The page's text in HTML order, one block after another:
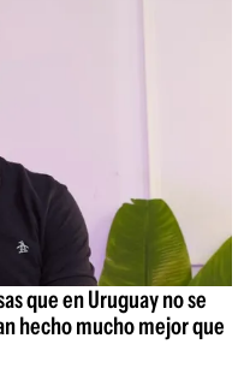
que en Uruguay no se
hecho mucho mejor que